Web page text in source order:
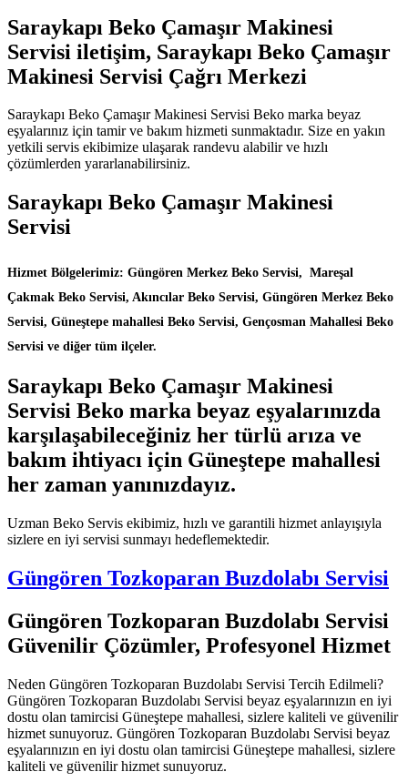
Saraykapı Beko Çamaşır Makinesi
Servisi iletişim, Saraykapı Beko Çamaşır
Makinesi Servisi Çağrı Merkezi
Saraykapı Beko Çamaşır Makinesi Servisi Beko marka beyaz
eşyalarınız için tamir ve bakım hizmeti sunmaktadır. Size en yakın
yetkili servis ekibimize ulaşarak randevu alabilir ve hızlı
çözümlerden yararlanabilirsiniz.
Saraykapı Beko Çamaşır Makinesi
Servisi
Hizmet Bölgelerimiz: Güngören Merkez Beko Servisi, Mareşal
Çakmak Beko Servisi, Akıncılar Beko Servisi, Güngören Merkez Beko
Servisi, Güneştepe mahallesi Beko Servisi, Gençosman Mahallesi Beko
Servisi ve diğer tüm ilçeler.
Saraykapı Beko Çamaşır Makinesi
Servisi Beko marka beyaz eşyalarınızda
karşılaşabileceğiniz her türlü arıza ve
bakım ihtiyacı için Güneştepe mahallesi
her zaman yanınızdayız.
Uzman Beko Servis ekibimiz, hızlı ve garantili hizmet anlayışıyla
sizlere en iyi servisi sunmayı hedeflemektedir.
Güngören Tozkoparan Buzdolabı Servisi
Güngören Tozkoparan Buzdolabı Servisi
Güvenilir Çözümler, Profesyonel Hizmet
Neden Güngören Tozkoparan Buzdolabı Servisi Tercih Edilmeli?
Güngören Tozkoparan Buzdolabı Servisi beyaz eşyalarınızın en iyi
dostu olan tamircisi Güneştepe mahallesi, sizlere kaliteli ve güvenilir
hizmet sunuyoruz. Güngören Tozkoparan Buzdolabı Servisi beyaz
eşyalarınızın en iyi dostu olan tamircisi Güneştepe mahallesi, sizlere
kaliteli ve güvenilir hizmet sunuyoruz.